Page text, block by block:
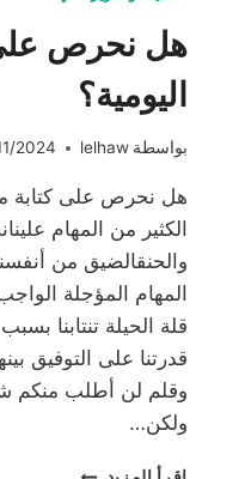
هل نحرص على
اليومية؟
بواسطة lelhaw
2024
هل نحرص على كتابة
الكثير من المهام
والحنقالضيق من أنفسنا
المهام المؤجلة
قلة الحيلة تنتابنا
قدرتنا على التوفيق
وقلم لن أطلب منكم
ولكن…
هل